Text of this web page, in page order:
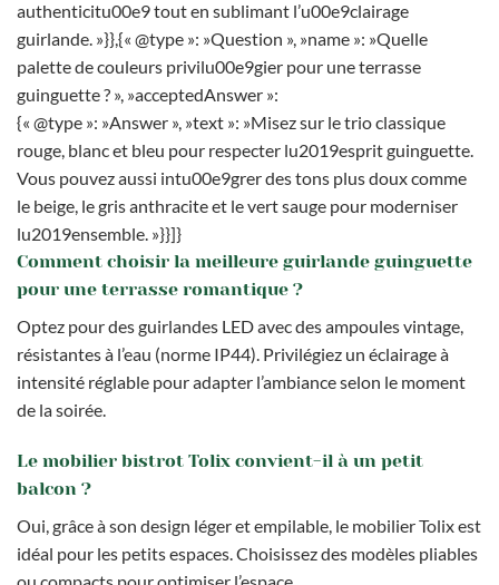
authenticitu00e9 tout en sublimant l’u00e9clairage
guirlande. »}},{« @type »: »Question », »name »: »Quelle
palette de couleurs privilu00e9gier pour une terrasse
guinguette ? », »acceptedAnswer »:
{« @type »: »Answer », »text »: »Misez sur le trio classique
rouge, blanc et bleu pour respecter lu2019esprit guinguette.
Vous pouvez aussi intu00e9grer des tons plus doux comme
le beige, le gris anthracite et le vert sauge pour moderniser
lu2019ensemble. »}}]}
Comment choisir la meilleure guirlande guinguette
pour une terrasse romantique ?
Optez pour des guirlandes LED avec des ampoules vintage,
résistantes à l’eau (norme IP44). Privilégiez un éclairage à
intensité réglable pour adapter l’ambiance selon le moment
de la soirée.
Le mobilier bistrot Tolix convient-il à un petit
balcon ?
Oui, grâce à son design léger et empilable, le mobilier Tolix est
idéal pour les petits espaces. Choisissez des modèles pliables